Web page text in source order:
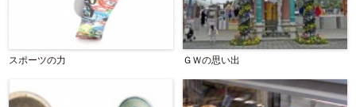
スポーツの力 ＧＷの思い出